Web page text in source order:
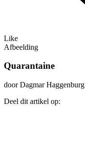
Like
Afbeelding
Quarantaine
door Dagmar Haggenburg
Deel dit artikel op: